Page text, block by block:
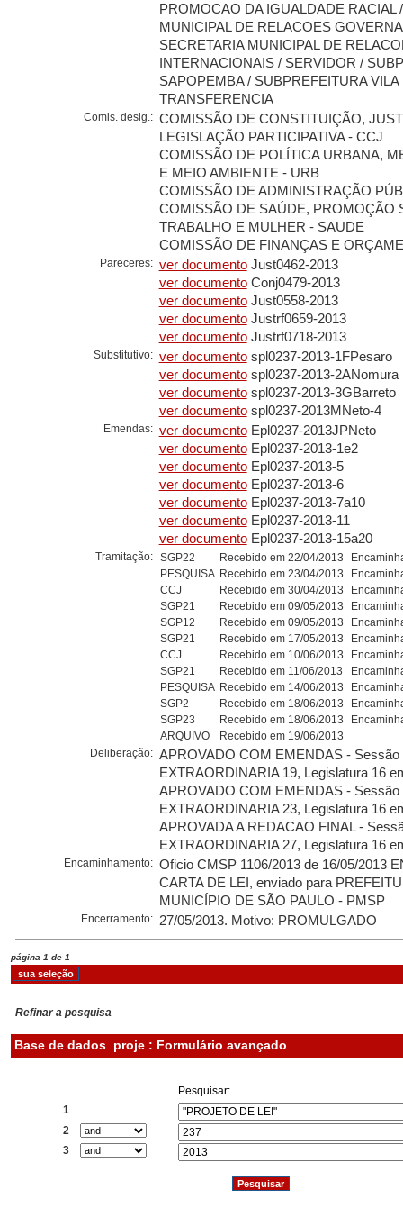
PROMOCAO DA IGUALDADE RACIAL
MUNICIPAL DE RELACOES
SECRETARIA MUNICIPAL DE
INTERNACIONAIS / SERVIDOR /
SAPOPEMBA / SUBPREFEITURA
TRANSFERENCIA
Comis. desig.: COMISSÃO DE CONSTITUIÇÃO,
LEGISLAÇÃO PARTICIPATIVA - CCJ
COMISSÃO DE POLÍTICA URBANA,
E MEIO AMBIENTE - URB
COMISSÃO DE ADMINISTRAÇÃO
COMISSÃO DE SAÚDE, PROMOÇÃO
TRABALHO E MULHER - SAUDE
COMISSÃO DE FINANÇAS E
Pareceres: ver documentoJust0462-2013
ver documentoConj0479-2013
ver documentoJust0558-2013
ver documentoJustrf0659-2013
ver documentoJustrf0718-2013
Substitutivo: ver documentospl0237-2013-1FPesaro
ver documentospl0237-2013-2ANomura
ver documentospl0237-2013-3GBarreto
ver documentospl0237-2013MNeto-4
Emendas: ver documentoEpl0237-2013JPNeto
ver documentoEpl0237-2013-1e2
ver documentoEpl0237-2013-5
ver documentoEpl0237-2013-6
ver documentoEpl0237-2013-7a10
ver documentoEpl0237-2013-11
ver documentoEpl0237-2013-15a20
Tramitação: SGP22 Recebido em 22/04/2013
PESQUISA Recebido em 23/04/2013
CCJ
Recebido em 30/04/2013
SGP21
Recebido em 09/05/2013
SGP12
Recebido em 09/05/2013
SGP21
Recebido em 17/05/2013
CCJ
Recebido em 10/06/2013
SGP21
Recebido em 11/06/2013
PESQUISA Recebido em 14/06/2013
SGP2
Recebido em 18/06/2013
SGP23
Recebido em 18/06/2013
ARQUIVO
Recebido em 19/06/2013
Deliberação: APROVADO COM EMENDAS - Sessão
EXTRAORDINARIA 19, Legislatura 16
APROVADO COM EMENDAS - Sessão
EXTRAORDINARIA 23, Legislatura 16
APROVADA A REDACAO FINAL -
EXTRAORDINARIA 27, Legislatura 16
Encaminhamento: Oficio CMSP 1106/2013 de 16/05/2013
CARTA DE LEI, enviado para
MUNICÍPIO DE SÃO PAULO - PMSP
Encerramento: 27/05/2013. Motivo: PROMULGADO
página 1 de 1
Refinar a pesquisa
Base de dados proje : Formulário avançado
Pesquisar:
1
2
3